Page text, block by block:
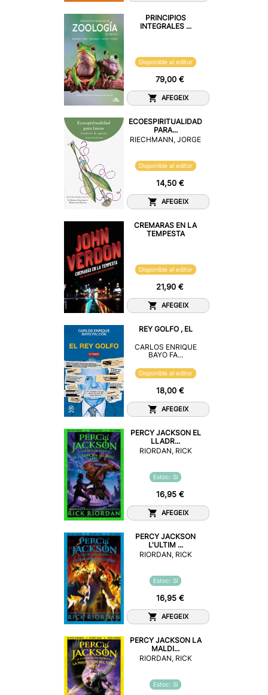
PRINCIPIOS
INTEGRALES ...
Disponible al editor
79,00 €
AFEGEIX
ECOESPIRITUALIDAD
PARA...
RIECHMANN, JORGE
Disponible al editor
14,50 €
AFEGEIX
CREMARAS EN LA
TEMPESTA
Disponible al editor
21,90 €
AFEGEIX
REY GOLFO , EL
CARLOS ENRIQUE
BAYO FA...
Disponible al editor
18,00 €
AFEGEIX
PERCY JACKSON EL
LLADR...
RIORDAN, RICK
Estoc: Sí
16,95 €
AFEGEIX
PERCY JACKSON
L'ULTIM ...
RIORDAN, RICK
Estoc: Sí
16,95 €
AFEGEIX
PERCY JACKSON LA
MALDI...
RIORDAN, RICK
Estoc: Sí